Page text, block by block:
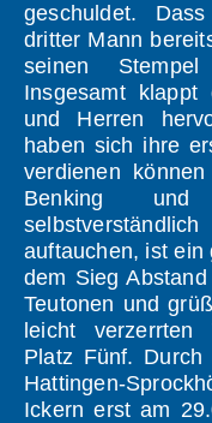
geschuldet.
dritter Mann
seinen
Insgesamt klappt
und Herren
haben sich ihre
verdienen
Benking
auftauchen, ist ein
dem Sieg
Teutonen und
leicht verzerrten
Platz Fünf.
Hattingen-
Ickern erst am